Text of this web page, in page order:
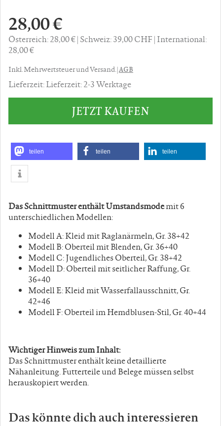
28,00 €
Österreich: 28,00 € Schweiz: 39,00 CHF International:
28,00 €
Inkl. Mehrwertsteuer und Versand. |AGB
Lieferzeit: Lieferzeit: 2-3 Werktage
JETZT KAUFEN
teilen teilen teilen
Das Schnittmuster enthält Umstandsmodemit 6
unterschiedlichen Modellen:
Modell A: Kleid mit Raglanärmeln, Gr. 38+42
Modell B: Oberteil mit Blenden, Gr. 36+40
Modell C: Jugendliches Oberteil, Gr. 38+42
Modell D: Oberteil mit seitlicher Raffung, Gr.
36+40
Modell E: Kleid mit Wasserfallausschnitt, Gr.
42+46
Modell F: Oberteil im Hemdblusen-Stil, Gr. 40+44
Wichtiger Hinweis zum Inhalt:
Das Schnittmuster enthält keine detaillierte
Nähanleitung. Futterteile und Belege müssen selbst
herauskopiert werden.
Das könnte dich auch interessieren